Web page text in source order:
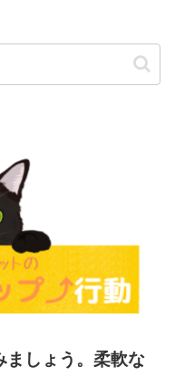
ましょう。柔軟な